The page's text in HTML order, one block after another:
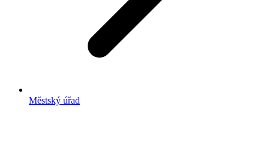
Městský úřad